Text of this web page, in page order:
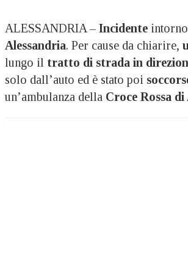
ALESSANDRIA – Incidente
Alessandria. Per cause da chiarire,
lungo il tratto di strada in
solo dall’auto ed è stato poi
un’ambulanza della Croce Rossa di